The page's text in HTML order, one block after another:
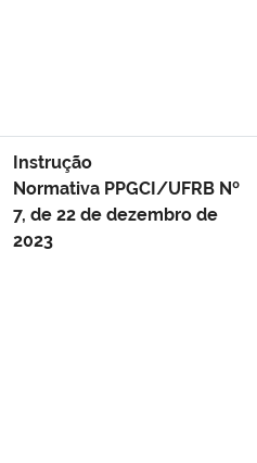
Instrução
Normativa PPGCI/UFRB Nº
7, de 22 de dezembro de
2023